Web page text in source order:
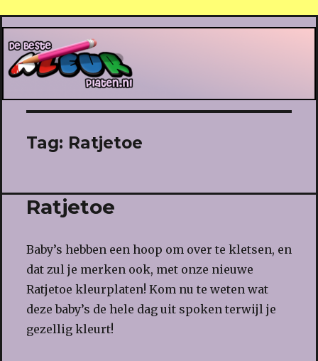
De Beste Kleurplaten
Tag: Ratjetoe
Ratjetoe
Baby’s hebben een hoop om over te kletsen, en
dat zul je merken ook, met onze nieuwe
Ratjetoe kleurplaten! Kom nu te weten wat
deze baby’s de hele dag uit spoken terwijl je
gezellig kleurt!